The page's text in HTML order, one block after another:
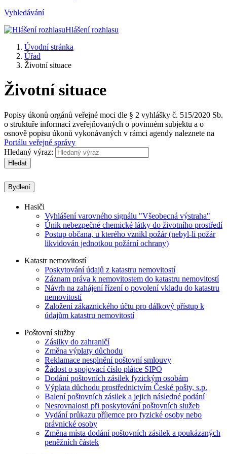
Vyhledávání
Hlášení rozhlasu
Úvodní stránka
Úřad
Životní situace
Životní situace
Popisy úkonů orgánů veřejné moci dle § 2 vyhlášky č. 515/2020 Sb.
o struktuře informací zveřejňovaných o povinném subjektu a o
osnově popisu úkonů vykonávaných v rámci agendy naleznete na
Portálu veřejné správy
Hledaný výraz:
Hledat
Bydlení
Hasiči
Vyhlášení varovného signálu "Všeobecná výstraha"
Únik nebezpečné chemické látky do životního prostředí
Postup občana, u kterého vznikl požár (nebyl-li požár
likvidován jednotkou požární ochrany)
Katastr nemovitostí
Poskytování údajů z katastru nemovitostí
Záznam práva k nemovitostem do katastru nemovitostí
Návrh na zahájení řízení o povolení vkladu do katastru
nemovitostí
Založení zákaznického účtu pro dálkový přístup k
údajům katastru nemovitostí
Poštovní služby
Zásilky do zahraničí
Změna výplaty důchodu
Reklamace nesplnění poštovní smlouvy
Žádost o spojovací číslo plátce SIPO
Dodání poštovních zásilek fyzickým osobám
Výplata důchodu prostřednictvím České pošty, s.p.
Balení poštovních zásilek a jejich následné podání
Nesrovnalosti při poskytování poštovních služeb
Vydání průkazu příjemce pro fyzické osoby nebo
právnické osoby
Změna místa dodání poštovních zásilek a poukázaných
peněžních částek